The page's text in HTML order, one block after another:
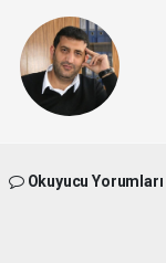
Okuyucu Yorumları